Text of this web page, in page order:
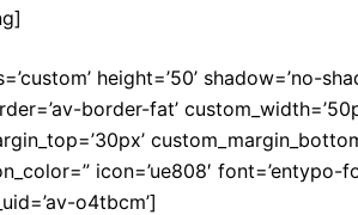
height=’50’ shadow=’no-
border-fat’
icon=’ue808′ font=’entypo-
o4tbcm’]